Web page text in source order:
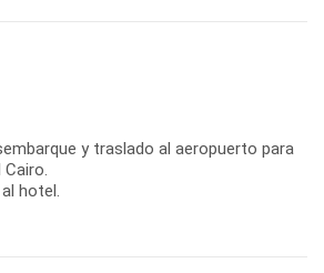
y traslado al aeropuerto para
hotel.